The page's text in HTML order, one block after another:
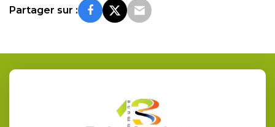
Partager sur :